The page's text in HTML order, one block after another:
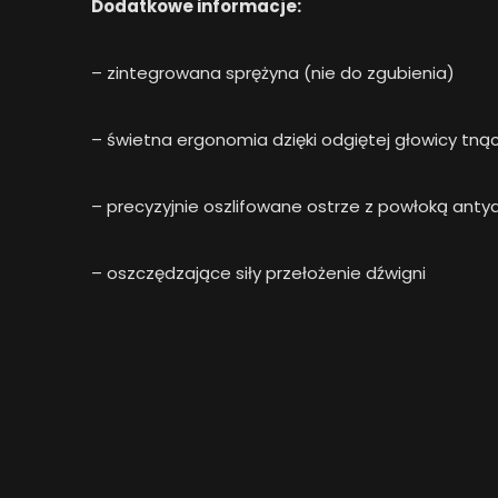
Dodatkowe informacje:
– zintegrowana sprężyna (nie do zgubienia)
– świetna ergonomia dzięki odgiętej głowicy
– precyzyjnie oszlifowane ostrze z powłoką
– oszczędzające siły przełożenie dźwigni